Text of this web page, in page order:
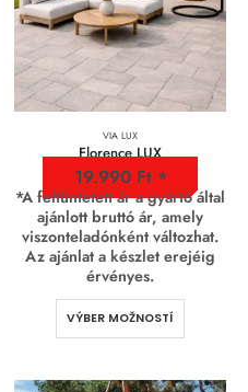
VIA LUX
Florence LUX
19.990 Ft
*A feltüntetett ár a gyártó által
ajánlott bruttó ár, amely
viszonteladónként változhat.
Az ajánlat a készlet erejéig
érvényes.
VÝBER MOŽNOSTÍ